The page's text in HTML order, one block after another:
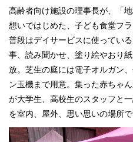
高齢者向け施設の理事長が、「
想いではじめた、子ども食堂フラ
普段はデイサービスに使ってい
事、読み聞かせ、塗り絵やおり
放。芝生の庭には電子オルガン
ン玉機まで用意。集った赤ちゃ
が大学生、高校生のスタッフと
を室内、屋外、思い思いの場所で